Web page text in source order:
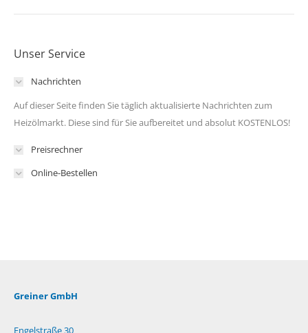
Unser Service
Nachrichten
Auf dieser Seite finden Sie täglich aktualisierte Nachrichten zum
Heizölmarkt. Diese sind für Sie aufbereitet und absolut KOSTENLOS!
Preisrechner
Online-Bestellen
Greiner GmbH
Engelstraße 30